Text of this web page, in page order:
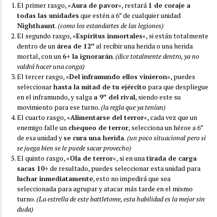
El primer rasgo, «Aura de pavor«, restará 1 de coraje a
todas las unidades que estén a 6″ de cualquier unidad
Nighthaunt.(como los estandartes de las legiones)
El segundo rasgo, «Espíritus inmortales«, si están totalmente
dentro de un área de 12″al recibir una herida o una herida
mortal, con un 6+ la ignorarán.(dice totalmente dentro, ya no
valdrá hacer una conga)
El tercer rasgo, «Del inframundo ellos vinieron«, puedes
seleccionarhasta la mitad de tu ejército para que despliegue
en el inframundo, y salga a 9″ del rival, siendo este su
movimiento para ese turno.(la regla que ya tenían)
El cuarto rasgo, «Alimentarse del terror«, cada vez que un
enemigo falle un chequeo de terror, selecciona un héroe a 6″
de esa unidad y se cura una herida. (un poco situacional pero si
se juega bien se le puede sacar provecho)
El quinto rasgo, «Ola de terror«, si en unatirada de carga
sacas 10+ de resultado, puedes seleccionar esta unidad para
luchar inmediatamente, esto no impedirá que sea
seleccionada para agrupar y atacar más tarde en el mismo
turno.(La estrella de este battletome, esta habilidad es la mejor sin
duda)